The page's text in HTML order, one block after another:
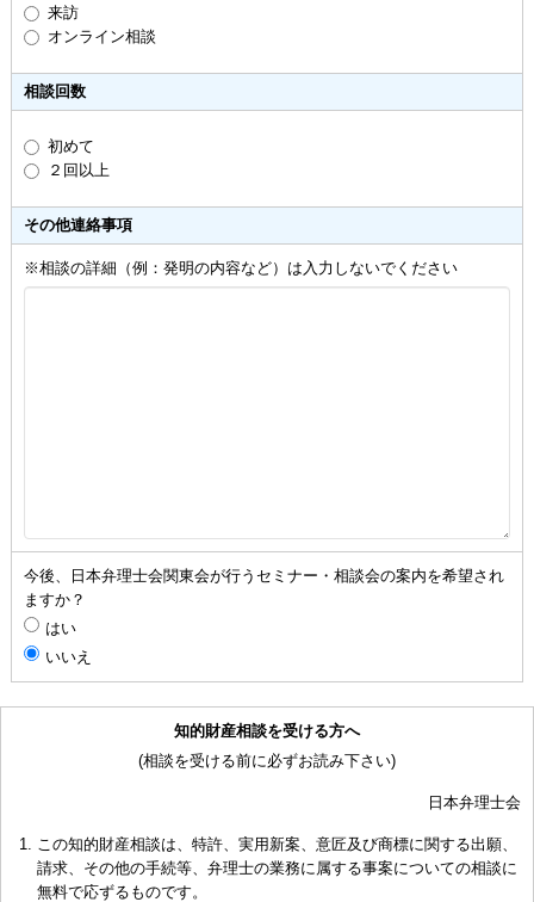
来訪
オンライン相談
相談回数
初めて
２回以上
その他連絡事項
※相談の詳細（例：発明の内容など）は入力しないでください
今後、日本弁理士会関東会が行うセミナー・相談会の案内を希望され
ますか？
はい
いいえ
知的財産相談を受ける方へ
(相談を受ける前に必ずお読み下さい)
日本弁理士会
この知的財産相談は、特許、実用新案、意匠及び商標に関する出願、
請求、その他の手続等、弁理士の業務に属する事案についての相談に
無料で応ずるものです。